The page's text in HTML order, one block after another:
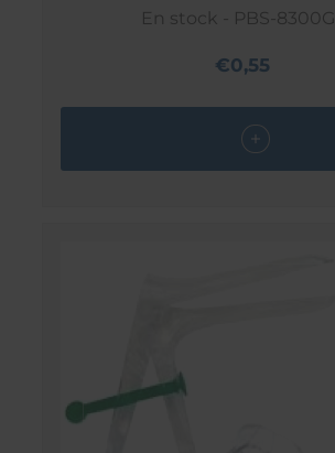
En stock - PBS-8300G
€0,55